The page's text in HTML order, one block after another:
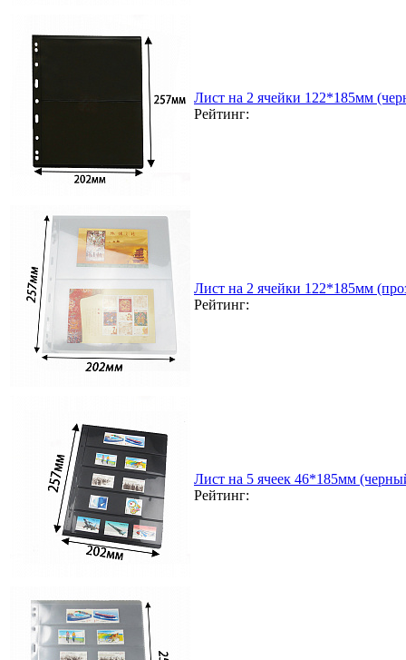
Лист на 2 ячейки 122*185мм
Рейтинг:
Лист на 2 ячейки 122*185мм
Рейтинг:
Лист на 5 ячеек 46*185мм
Рейтинг: